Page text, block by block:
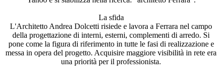
La sfida
L'Architetto Andrea Dolcetti risiede e lavora a Ferrara nel campo
della progettazione di interni, esterni, complementi di arredo. Si
pone come la figura di riferimento in tutte le fasi di realizzazione e
messa in opera del progetto. Acquisire maggiore visibilità in rete era
una priorità per il professionista.